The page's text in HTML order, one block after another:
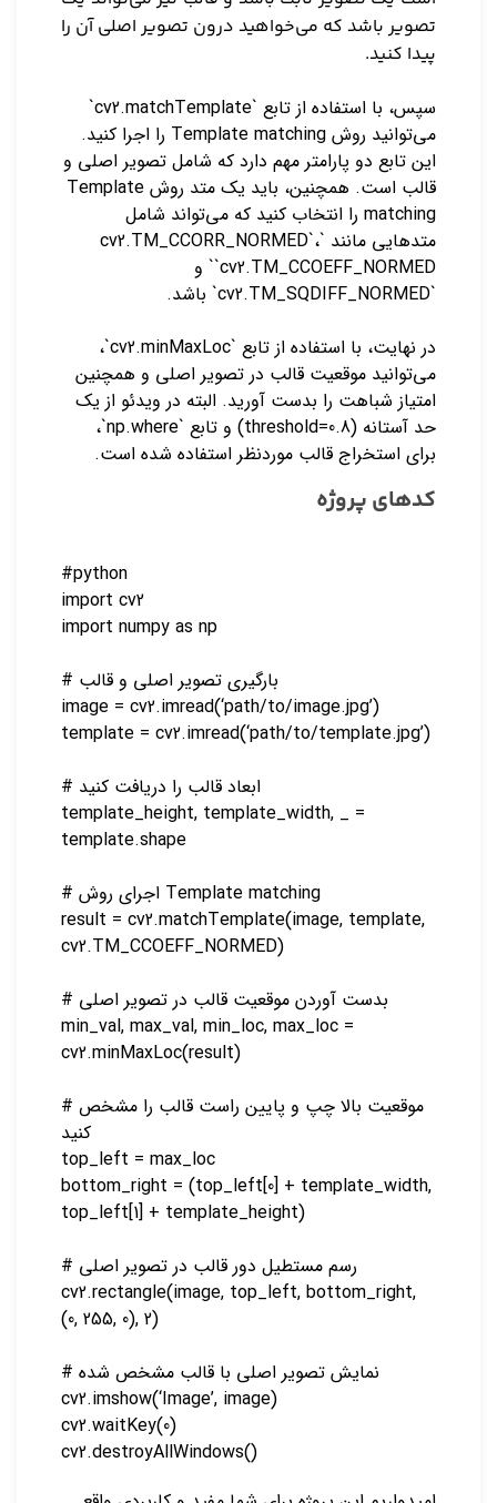
تصویر باشد که می‌خواهید درون تصویر اصلی آن را
پیدا کنید.
سپس، با استفاده از تابع `cv2.matchTemplate`
می‌توانید روش Template matching را اجرا کنید.
این تابع دو پارامتر مهم دارد که شامل تصویر اصلی و
قالب است. همچنین، باید یک متد روش Template
matching را انتخاب کنید که می‌تواند شامل
متد‌هایی مانند `cv2.TM_CCORR_NORMED`،
`cv2.TM_CCOEFF_NORMED` و
`cv2.TM_SQDIFF_NORMED` باشد.
در نهایت، با استفاده از تابع `cv2.minMaxLoc`،
می‌توانید موقعیت قالب در تصویر اصلی و همچنین
امتیاز شباهت را بدست آورید. البته در ویدئو از یک
حد آستانه (threshold=0.8) و تابع `np.where`،
برای استخراج قالب موردنظر استفاده شده است.
کدهای پروژه
#python
import cv2
import numpy as np
# بارگیری تصویر اصلی و قالب
image = cv2.imread(‘path/to/image.jpg’)
template = cv2.imread(‘path/to/template.jpg’)
# ابعاد قالب را دریافت کنید
template_height, template_width, _ =
template.shape
# اجرای روش Template matching
result = cv2.matchTemplate(image, template,
cv2.TM_CCOEFF_NORMED)
# بدست آوردن موقعیت قالب در تصویر اصلی
min_val, max_val, min_loc, max_loc =
cv2.minMaxLoc(result)
# موقعیت بالا چپ و پایین راست قالب را مشخص
کنید
top_left = max_loc
bottom_right = (top_left[0] + template_width,
top_left[1] + template_height)
# رسم مستطیل دور قالب در تصویر اصلی
cv2.rectangle(image, top_left, bottom_right,
(0, 255, 0), 2)
# نمایش تصویر اصلی با قالب مشخص شده
cv2.imshow(‘Image’, image)
cv2.waitKey(0)
cv2.destroyAllWindows()